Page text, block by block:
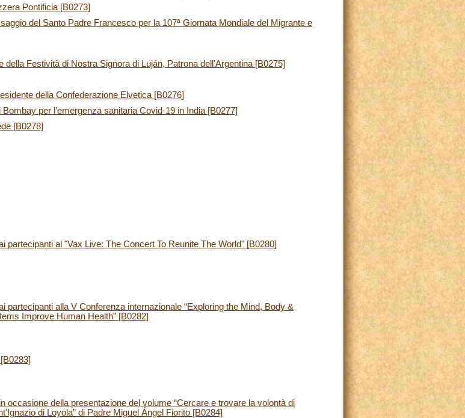
Pontificia [B0273]
del Santo Padre Francesco per la 107ª Giornata Mondiale del Migrante e
Festività di Nostra Signora di Luján, Patrona dell'Argentina [B0275]
della Confederazione Elvetica [B0276]
per l’emergenza sanitaria Covid-19 in India [B0277]
[B0278]
al "Vax Live: The Concert To Reunite The World" [B0280]
partecipanti alla V Conferenza internazionale “Exploring the Mind, Body &
Improve Human Health” [B0282]
occasione della presentazione del volume “Cercare e trovare la volontà di
di Loyola” di Padre Miguel Ángel Fiorito [B0284]